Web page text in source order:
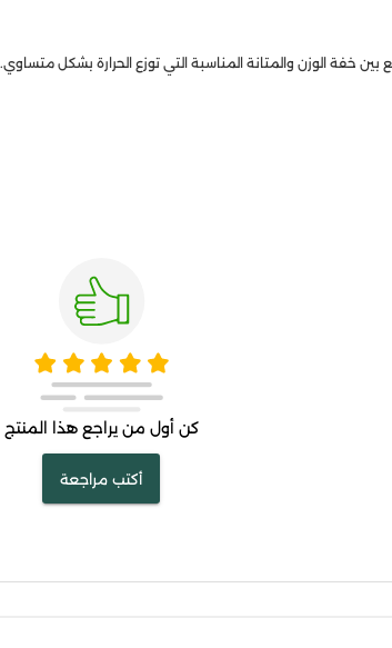
خفة الوزن والمتانة المناسبة التي توزع الحرارة بشكل متساوي.
كن أول من يراجع هذا المنتج
أكتب مراجعة